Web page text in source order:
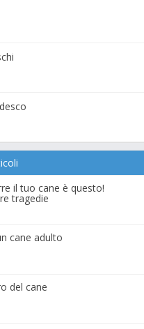
il tuo cane è questo!
tragedie
cane adulto
del cane